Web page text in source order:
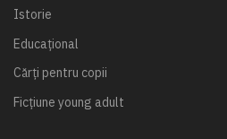
Istorie
Educațional
Cărți pentru copii
Ficțiune young adult